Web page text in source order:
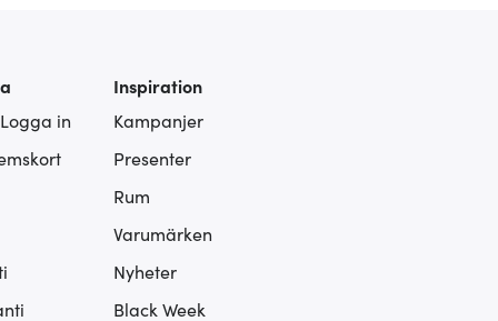
in
Inspiration
Kampanjer
Presenter
Rum
Varumärken
Nyheter
Black Week